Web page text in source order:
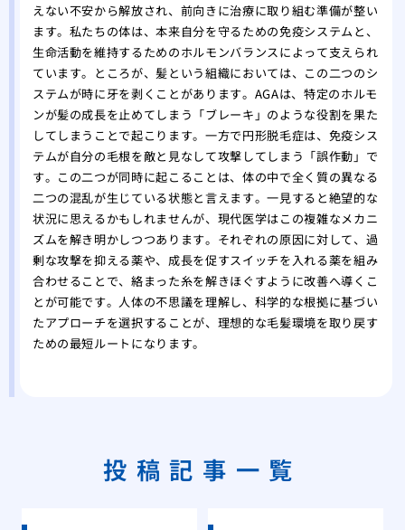
えない不安から解放され、前向きに治療に取り組む準備が整い
ます。私たちの体は、本来自分を守るための免疫システムと、
生命活動を維持するためのホルモンバランスによって支えられ
ています。ところが、髪という組織においては、この二つのシ
ステムが時に牙を剥くことがあります。AGAは、特定のホルモ
ンが髪の成長を止めてしまう「ブレーキ」のような役割を果た
してしまうことで起こります。一方で円形脱毛症は、免疫シス
テムが自分の毛根を敵と見なして攻撃してしまう「誤作動」で
す。この二つが同時に起こることは、体の中で全く質の異なる
二つの混乱が生じている状態と言えます。一見すると絶望的な
状況に思えるかもしれませんが、現代医学はこの複雑なメカニ
ズムを解き明かしつつあります。それぞれの原因に対して、過
剰な攻撃を抑える薬や、成長を促すスイッチを入れる薬を組み
合わせることで、絡まった糸を解きほぐすように改善へ導くこ
とが可能です。人体の不思議を理解し、科学的な根拠に基づい
たアプローチを選択することが、理想的な毛髪環境を取り戻す
ための最短ルートになります。
投稿記事一覧